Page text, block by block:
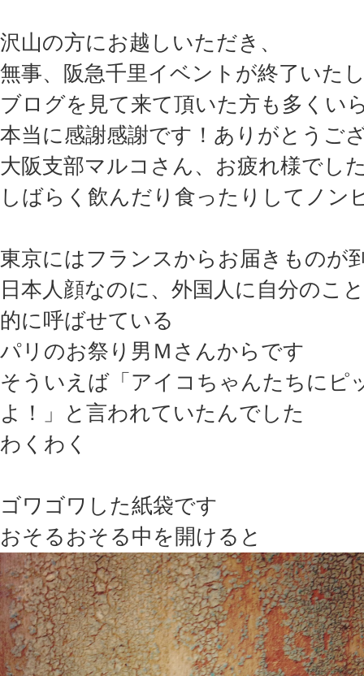
沢山の方にお越しいただき、
無事、阪急千里イベントが終了いた
ブログを見て来て頂いた方も多くい
本当に感謝感謝です！ありがとうご
大阪支部マルコさん、お疲れ様でし
しばらく飲んだり食ったりしてノン
東京にはフランスからお届きものが
日本人顔なのに、外国人に自分のこ
的に呼ばせている
パリのお祭り男Ｍさんからです
そういえば「アイコちゃんたちにピ
よ！」と言われていたんでした
わくわく
ゴワゴワした紙袋です
おそるおそる中を開けると